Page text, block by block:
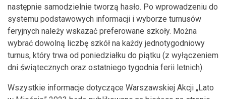
następnie samodzielnie tworzą hasło. Po wprowadzeniu do
systemu podstawowych informacji i wyborze turnusów
feryjnych należy wskazać preferowane szkoły. Można
wybrać dowolną liczbę szkół na każdy jednotygodniowy
turnus, który trwa od poniedziałku do piątku (z wyłączeniem
dni świątecznych oraz ostatniego tygodnia ferii letnich).
Wszystkie informacje dotyczące Warszawskiej Akcji „Lato